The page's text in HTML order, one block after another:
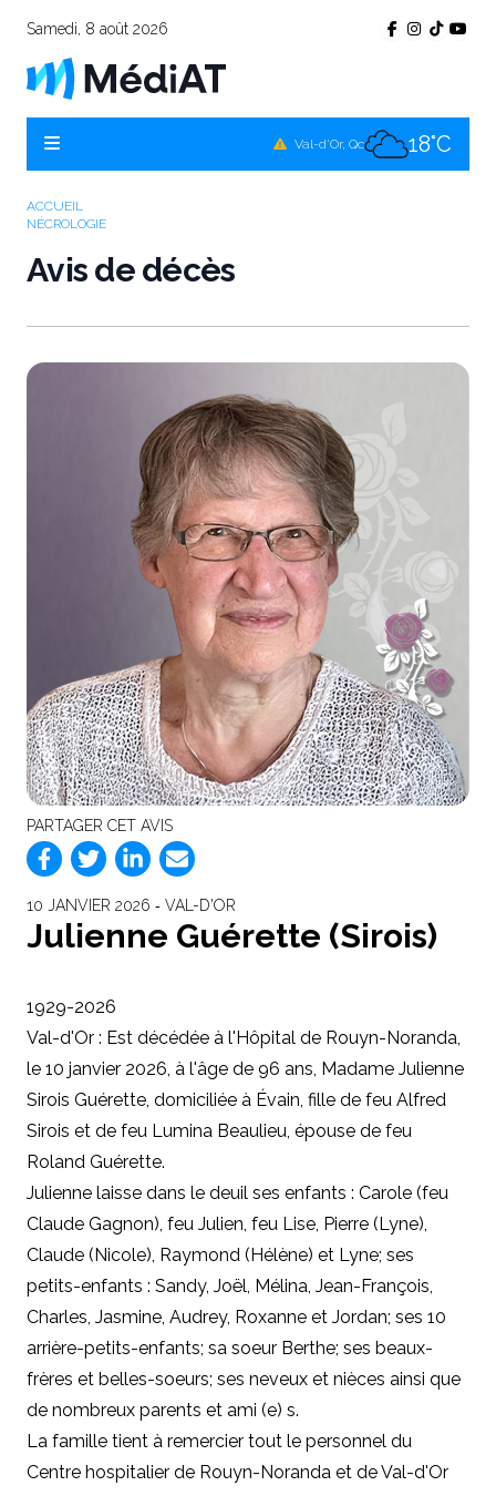
Samedi, 8 août 2026
Val-d'Or, Qc 18°C
ACCUEIL
NÉCROLOGIE
Avis de décès
PARTAGER CET AVIS
10 JANVIER 2026 ‐ VAL-D'OR
Julienne Guérette (Sirois)
1929-2026
Val-d'Or : Est décédée à l'Hôpital de Rouyn-Noranda,
le 10 janvier 2026, à l'âge de 96 ans, Madame Julienne
Sirois Guérette, domiciliée à Évain, fille de feu Alfred
Sirois et de feu Lumina Beaulieu, épouse de feu
Roland Guérette.
Julienne laisse dans le deuil ses enfants : Carole (feu
Claude Gagnon), feu Julien, feu Lise, Pierre (Lyne),
Claude (Nicole), Raymond (Hélène) et Lyne; ses
petits-enfants : Sandy, Joël, Mélina, Jean-François,
Charles, Jasmine, Audrey, Roxanne et Jordan; ses 10
arrière-petits-enfants; sa soeur Berthe; ses beaux-
frères et belles-soeurs; ses neveux et nièces ainsi que
de nombreux parents et ami (e) s.
La famille tient à remercier tout le personnel du
Centre hospitalier de Rouyn-Noranda et de Val-d'Or